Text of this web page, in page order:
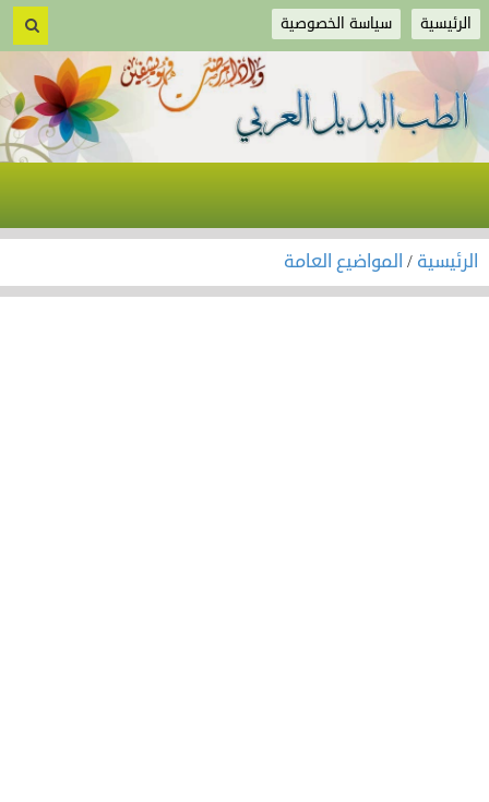
الرئيسية سياسة الخصوصية
الرئيسية / المواضيع العامة